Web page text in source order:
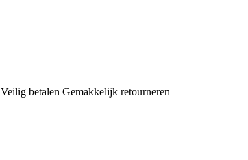
Veilig betalen Gemakkelijk retourneren